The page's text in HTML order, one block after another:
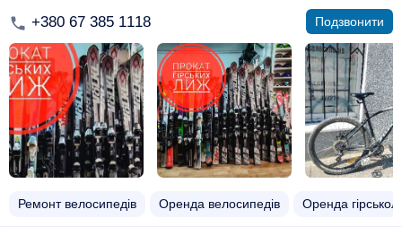
+380 67 385 1118 Подзвонити
Ремонт велосипедів Оренда велосипедів Оренда